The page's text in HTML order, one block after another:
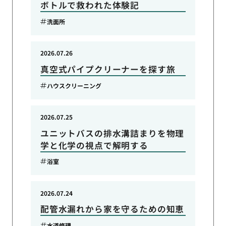
ボトルで救われた体験記
洗面所
真空式パイプクリーナーを探す旅
2026.07.26
ハウスクリーニング
ユニットバスの排水溝詰まりを物理
学と化学の視点で解明する
2026.07.25
浴室
配管水漏れから家を守るための知恵
2026.07.24